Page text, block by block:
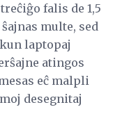
falis de 1,5
multe, sed
laptopaj
atingos
eĉ malpli
desegnitaj